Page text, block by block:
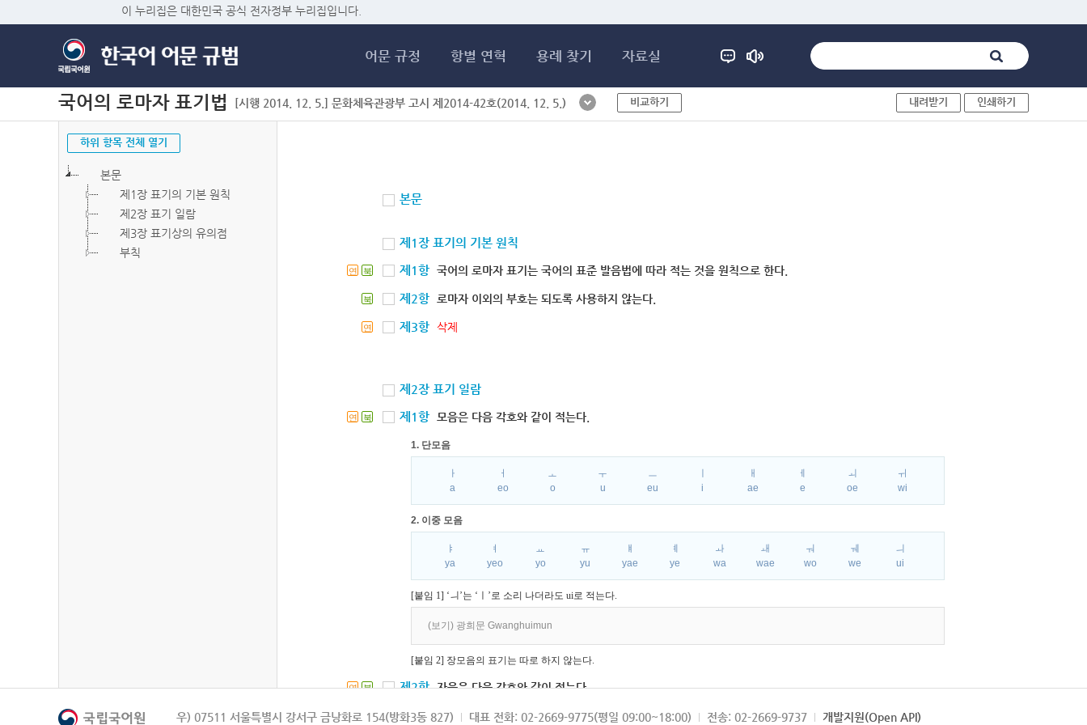
이 누리집은 대한민국 공식 전자정부 누리집입니다.
어문 규정 항별 연혁 용례 찾기 자료실
국어의 로마자 표기법 [시행 2014. 12. 5.] 문화체육관광부 고시 제2014-42호(2014. 12. 5.) 비교하기 내려받기 인쇄하기
하위 항목 전체 열기
본문
제1장 표기의 기본 원칙
제2장 표기 일람
제3장 표기상의 유의점
부칙
본문
제1장 표기의 기본 원칙
연 북 제1항 국어의 로마자 표기는 국어의 표준 발음법에 따라 적는 것을 원칙으로 한다.
북 제2항 로마자 이외의 부호는 되도록 사용하지 않는다.
연 제3항 삭제
제2장 표기 일람
연 북 제1항 모음은 다음 각호와 같이 적는다.
1. 단모음
ㅏ
a
ㅓ
eo
ㅗ
o
ㅜ
u
ㅡ
eu
i
ㅐ
ae
ㅔ
e
ㅚ
oe
ㅟ
wi
2. 이중 모음
ㅑ
ya
ㅕ
yeo
ㅛ
yo
ㅠ
yu
ㅒ
yae
ㅖ
ye
ㅘ
wa
ㅙ
wae
ㅝ
wo
ㅞ
we
ㅢ
ui
[붙임 1] ‘ㅢ’는 ‘ㅣ’로 소리 나더라도 ui로 적는다.
(보기) 광희문 Gwanghuimun
[붙임 2] 장모음의 표기는 따로 하지 않는다.
연 북 제2항 자음은 다음 각호와 같이 적는다.
1. 파열음
우) 07511 서울특별시 강서구 금낭화로 154(방화3동 827) 대표 전화: 02-2669-9775(평일 09:00~18:00) 전송: 02-2669-9737 개발지원(Open API)